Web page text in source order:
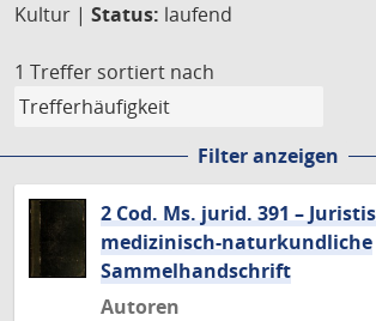
Kultur | Status: laufend
1 Treffer sortiert nach
Filter anzeigen
2 Cod. Ms. jurid. 391 –
medizinisch-naturkundliche
Sammelhandschrift
Autoren